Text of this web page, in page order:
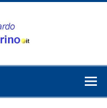
su Torino